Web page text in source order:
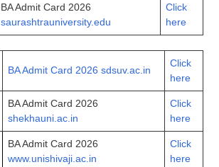
BA Admit Card 2026
saurashtrauniversity.edu
Click
here
BA Admit Card 2026 sdsuv.ac.in
Click
here
BA Admit Card 2026
shekhauni.ac.in
Click
here
BA Admit Card 2026
www.unishivaji.ac.in
Click
here